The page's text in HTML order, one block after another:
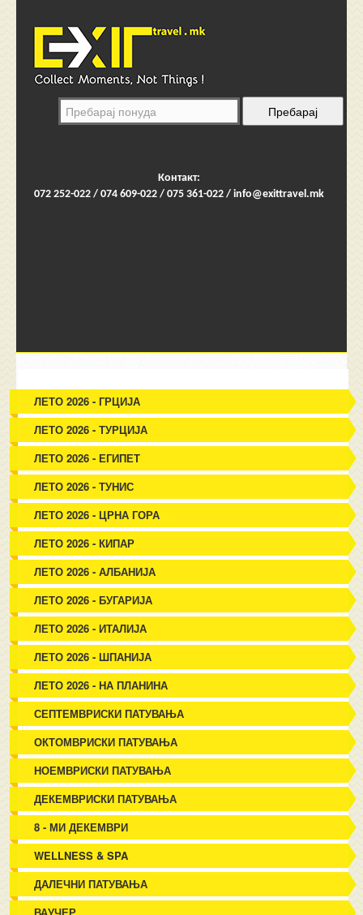
Контакт:
072 252-022 / 074 609-022 / 075 361-022 / info@exittravel.mk
ЛЕТО 2026 - ГРЦИЈА
ЛЕТО 2026 - ТУРЦИЈА
ЛЕТО 2026 - ЕГИПЕТ
ЛЕТО 2026 - ТУНИС
ЛЕТО 2026 - ЦРНА ГОРА
ЛЕТО 2026 - КИПАР
ЛЕТО 2026 - АЛБАНИЈА
ЛЕТО 2026 - БУГАРИЈА
ЛЕТО 2026 - ИТАЛИЈА
ЛЕТО 2026 - ШПАНИЈА
ЛЕТО 2026 - НА ПЛАНИНА
СЕПТЕМВРИСКИ ПАТУВАЊА
ОКТОМВРИСКИ ПАТУВАЊА
НОЕМВРИСКИ ПАТУВАЊА
ДЕКЕМВРИСКИ ПАТУВАЊА
8 - МИ ДЕКЕМВРИ
WELLNESS & SPA
ДАЛЕЧНИ ПАТУВАЊА